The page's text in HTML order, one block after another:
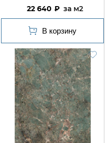
22 640 м2